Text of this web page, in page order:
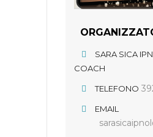
SARA SICA
COACH
TELEFONO
EMAIL